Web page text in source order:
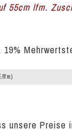
55cm lfm.
19%
lfm)
unsere